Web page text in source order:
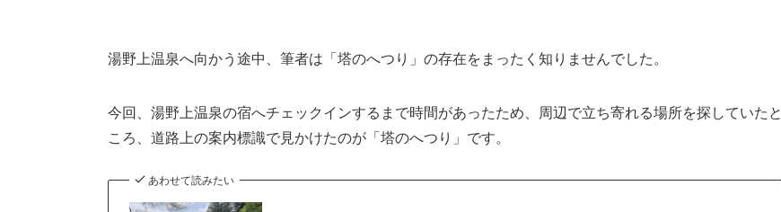
湯野上温泉へ向かう途中、筆者は「塔のへつり」の存在をまったく知りませんでした。
今回、湯野上温泉の宿へチェックインするまで時間があったため、周辺で立ち寄れる場所を探していたと
ころ、道路上の案内標識で見かけたのが「塔のへつり」です。
あわせて読みたい